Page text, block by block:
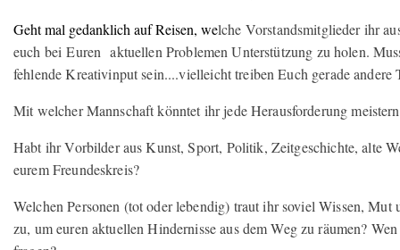
Geht mal gedanklich auf Reisen, welche Vorstandsmitglieder ihr
euch beiEuren aktuellen Problemen Unterstützung zu holen.
fehlende Kreativinput sein....vielleicht treiben Euch gerade andere
Mit welcher Mannschaft könntet ihr jede Herausforderung
Habt ihr Vorbilder aus Kunst, Sport, Politik, Zeitgeschichte, alte
eurem Freundeskreis?
Welchen Personen (tot oder lebendig) traut ihr soviel Wissen, Mut
zu, um euren aktuellen Hindernisse aus dem Weg zu räumen?